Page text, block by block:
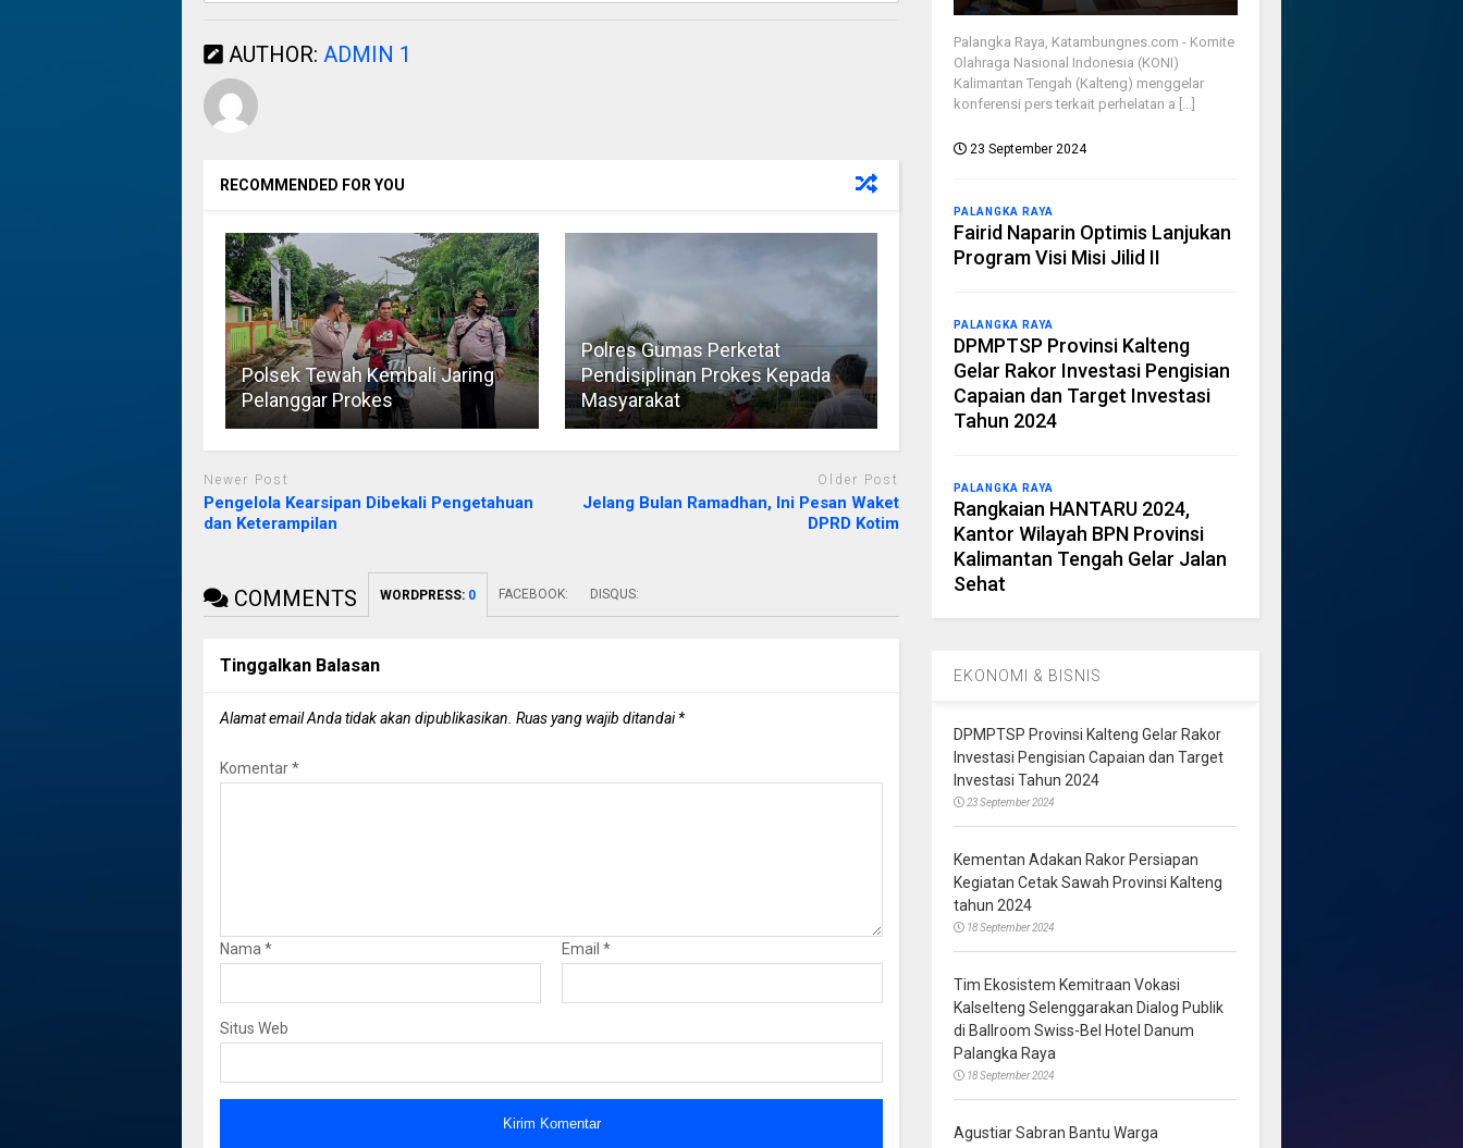
AUTHOR: ADMIN 1
RECOMMENDED FOR YOU
Polsek Tewah Kembali Jaring
Pelanggar Prokes
Polres Gumas Perketat
Pendisiplinan Prokes Kepada
Masyarakat
Newer Post
Pengelola Kearsipan Dibekali Pengetahuan
dan Keterampilan
Older Post
Jelang Bulan Ramadhan, Ini Pesan Waket
DPRD Kotim
COMMENTS WORDPRESS: 0 FACEBOOK: DISQUS:
Tinggalkan Balasan
Alamat email Anda tidak akan dipublikasikan. Ruas yang wajib ditandai*
Komentar*
Nama * Email *
Situs Web
Palangka Raya, Katambungnes.com - Komite
Olahraga Nasional Indonesia (KONI)
Kalimantan Tengah (Kalteng) menggelar
konferensi pers terkait perhelatan a [...]
23 September 2024
PALANGKA RAYA
Fairid Naparin Optimis Lanjukan
Program Visi Misi Jilid II
PALANGKA RAYA
DPMPTSP Provinsi Kalteng
Gelar Rakor Investasi Pengisian
Capaian dan Target Investasi
Tahun 2024
PALANGKA RAYA
Rangkaian HANTARU 2024,
Kantor Wilayah BPN Provinsi
Kalimantan Tengah Gelar Jalan
Sehat
EKONOMI & BISNIS
DPMPTSP Provinsi Kalteng Gelar Rakor
Investasi Pengisian Capaian dan Target
Investasi Tahun 2024
23 September 2024
Kementan Adakan Rakor Persiapan
Kegiatan Cetak Sawah Provinsi Kalteng
tahun 2024
18 September 2024
Tim Ekosistem Kemitraan Vokasi
Kalselteng Selenggarakan Dialog Publik
di Ballroom Swiss-Bel Hotel Danum
Palangka Raya
18 September 2024
Agustiar Sabran Bantu Warga